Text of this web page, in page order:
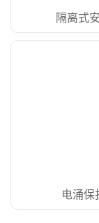
隔离式
电涌保